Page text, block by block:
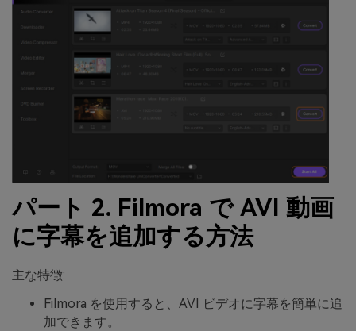
パート 2. Filmora で AVI 動画
に字幕を追加する方法
主な特徴:
Filmora を使用すると、AVI ビデオに字幕を簡単に追
加できます。